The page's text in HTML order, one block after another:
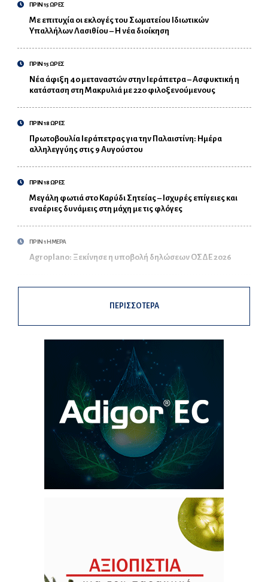
ΠΡΙΝ 15 ΩΡΕΣ
Με επιτυχία οι εκλογές του Σωματείου Ιδιωτικών
Υπαλλήλων Λασιθίου – Η νέα διοίκηση
ΠΡΙΝ 15 ΩΡΕΣ
Νέα άφιξη 40 μεταναστών στην Ιεράπετρα – Ασφυκτική η
κατάσταση στη Μακρυλιά με 220 φιλοξενούμενους
ΠΡΙΝ 18 ΩΡΕΣ
Πρωτοβουλία Ιεράπετρας για την Παλαιστίνη: Ημέρα
αλληλεγγύης στις 9 Αυγούστου
ΠΡΙΝ 18 ΩΡΕΣ
Μεγάλη φωτιά στο Καρύδι Σητείας – Ισχυρές επίγειες και
εναέριες δυνάμεις στη μάχη με τις φλόγες
ΠΡΙΝ 1 ΗΜΕΡΑ
Agroplano: Ξεκίνησε η υποβολή δηλώσεων ΟΣΔΕ 2026
ΠΕΡΙΣΣΟΤΕΡΑ